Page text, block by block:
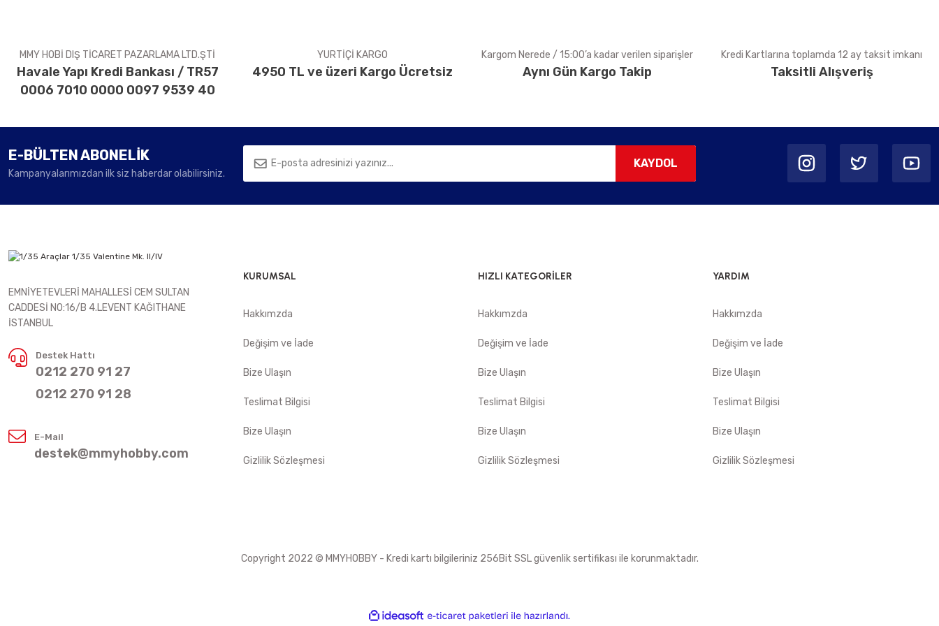
MMY HOBİ DIŞ TİCARET PAZARLAMA LTD.ŞTİ
Havale Yapı Kredi Bankası / TR57
0006 7010 0000 0097 9539 40
YURTİÇİ KARGO
4950 TL ve üzeri Kargo Ücretsiz
Kargom Nerede / 15:00’a kadar verilen siparişler
Aynı Gün Kargo Takip
Kredi Kartlarına toplamda 12 ay taksit imkanı
Taksitli Alışveriş
E-BÜLTEN ABONELİK
Kampanyalarımızdan ilk siz haberdar olabilirsiniz.
KAYDOL
EMNİYETEVLERİ MAHALLESİ CEM SULTAN
CADDESİ NO:16/B 4.LEVENT KAĞITHANE
İSTANBUL
Destek Hattı
0212 270 91 27
0212 270 91 28
E-Mail
destek@mmyhobby.com
KURUMSAL
Hakkımzda
Değişim ve İade
Bize Ulaşın
Teslimat Bilgisi
Bize Ulaşın
Gizlilik Sözleşmesi
HIZLI KATEGORİLER
Hakkımzda
Değişim ve İade
Bize Ulaşın
Teslimat Bilgisi
Bize Ulaşın
Gizlilik Sözleşmesi
YARDIM
Hakkımzda
Değişim ve İade
Bize Ulaşın
Teslimat Bilgisi
Bize Ulaşın
Gizlilik Sözleşmesi
Copyright 2022 © MMYHOBBY - Kredi kartı bilgileriniz 256Bit SSL güvenlik sertifikası ile korunmaktadır.
ideasoft
e-